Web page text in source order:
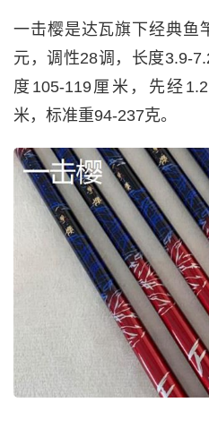
一击樱是达瓦旗下经典鱼
元，调性28调，长度3.9-
度105-119厘米，先经
米，标准重94-237克。